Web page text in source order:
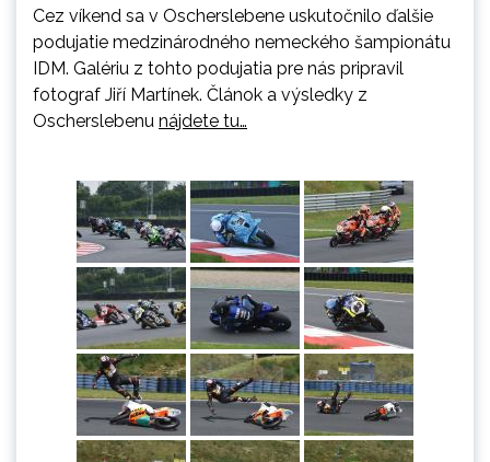
Cez víkend sa v Oscherslebene uskutočnilo ďalšie
podujatie medzinárodného nemeckého šampionátu
IDM. Galériu z tohto podujatia pre nás pripravil
fotograf Jiří Martínek. Článok a výsledky z
Oscherslebenu nájdete tu…